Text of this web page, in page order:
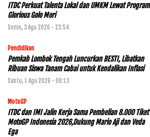
ITDC Perkuat Talenta Lokal dan UMKM Lewat Program
Glorious Golo Mori
Senin, 3 Agu 2026 - 23:54
Pendidikan
Pemkab Lombok Tengah Luncurkan BESTI, Libatkan
Ribuan Siswa Tanam Cabai untuk Kendalikan Inflasi
Sabtu, 1 Agu 2026 - 09:13
MotoGP
ITDC dan IMI Jalin Kerja Sama Pembelian 8.000 Tiket
MotoGP Indonesia 2026,Dukung Mario Aji dan Veda
Ega